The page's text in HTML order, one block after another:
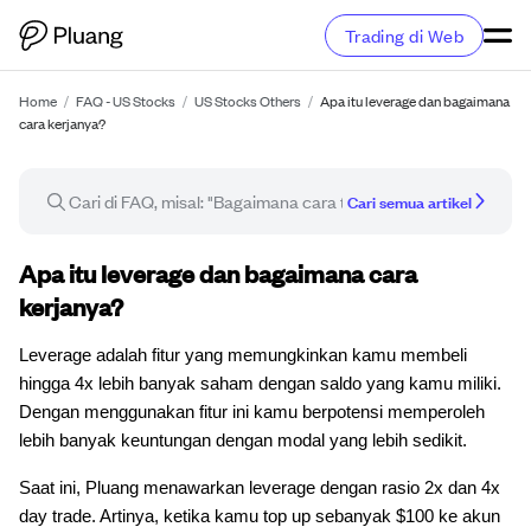
Trading di Web
Home / FAQ - US Stocks / US Stocks Others / Apa itu leverage dan bagaimana
cara kerjanya?
Cari semua artikel
Artikel FAQ
Apa itu leverage dan bagaimana cara
kerjanya?
Leverage adalah fitur yang memungkinkan kamu membeli
hingga 4x lebih banyak saham dengan saldo yang kamu miliki.
Dengan menggunakan fitur ini kamu berpotensi memperoleh
lebih banyak keuntungan dengan modal yang lebih sedikit.
Saat ini, Pluang menawarkan leverage dengan rasio 2x dan 4x
day trade. Artinya, ketika kamu top up sebanyak $100 ke akun